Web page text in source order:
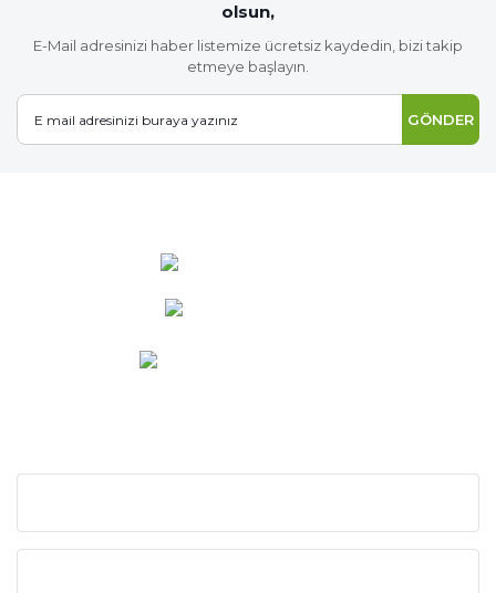
olsun,
E-Mail adresinizi haber listemize ücretsiz kaydedin, bizi takip
etmeye başlayın.
GÖNDER